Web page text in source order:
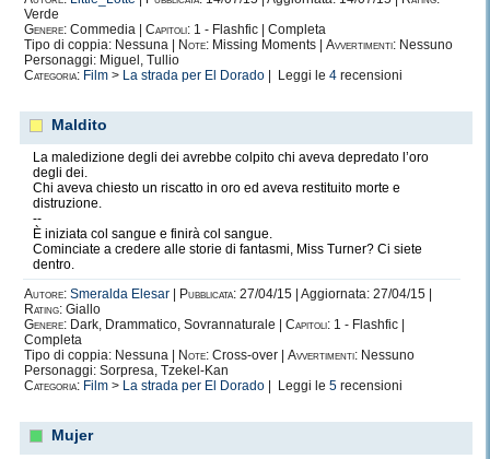
Verde
Genere: Commedia | Capitoli: 1 - Flashfic | Completa
Tipo di coppia: Nessuna |
Note: Missing Moments | Avvertimenti: Nessuno
Personaggi: Miguel, Tullio
Categoria: Film > La strada per El Dorado | Leggi le 4 recensioni
Maldito
La maledizione degli dei avrebbe colpito chi aveva depredato l’oro
degli dei.
Chi aveva chiesto un riscatto in oro ed aveva restituito morte e
distruzione.
--
È iniziata col sangue e finirà col sangue.
Cominciate a credere alle storie di fantasmi, Miss Turner? Ci siete
dentro.
Autore: Smeralda Elesar Pubblicata: 27/04/15 | Aggiornata: 27/04/15 |
Rating: Giallo
Genere: Dark, Drammatico, Sovrannaturale | Capitoli: 1 - Flashfic |
Completa
Tipo di coppia: Nessuna |
Note: Cross-over | Avvertimenti: Nessuno
Personaggi: Sorpresa, Tzekel-Kan
Categoria: Film > La strada per El Dorado | Leggi le 5 recensioni
Mujer